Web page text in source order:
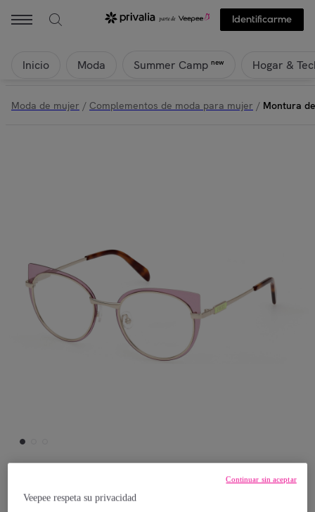
Identificarme
Inicio Moda Summer Camp new Hogar &
Moda de mujer / Complementos de moda para mujer / Montura
Emilio Pucci
Veepee respeta su privacidad
Continuar sin aceptar